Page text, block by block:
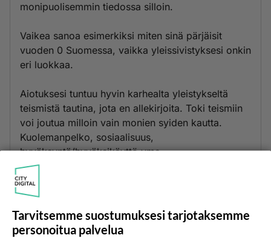
monipuolisemmin tiedossa silloin.
Vaikea sanoa esimerkiksi miten sinä pärjäisit
vuoden 0 Suomessa, vaikka yleissivistyksesi onkin
eri luokkaa.
Aiotuksesi tuntuu hyvin karhealta yleistykseltä
teismistä tautina, jota en allekirjoita. Toki teismiin
voi joutua milloin vain monien syiden kautta.
Kuolemanpelko, sosiaalisuus,
hyväksyntä/hyväksikäyttö yms.
Luonnollisesti ateistit eivät ole yksi yhteinen ryhmä
ja jaa näitä näkemyksiä. Muista, että ateisteissakin
on älyllisesti laiskoja henkilöitä.
Äänestä
Tarvitsemme suostumuksesi tarjotaksemme
personoitua palvelua